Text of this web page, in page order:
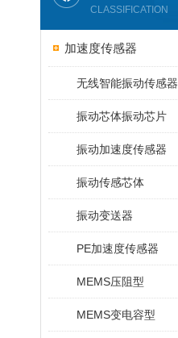
CLASSIFICATION
加速度传感器
无线智能振动传感器
振动芯体振动芯片
振动加速度传感器
振动传感芯体
振动变送器
PE加速度传感器
MEMS压阻型
MEMS变电容型